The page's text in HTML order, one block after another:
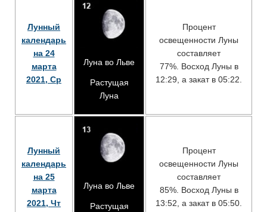
Лунный
календарь
на 24
марта
2021, Ср
Луна во Льве
Растущая
Луна
Процент
освещенности Луны
составляет
77%. Восход Луны в
12:29, а закат в 05:22.
Лунный
календарь
на 25
марта
2021, Чт
Луна во Льве
Растущая
Процент
освещенности Луны
составляет
85%. Восход Луны в
13:52, а закат в 05:50.